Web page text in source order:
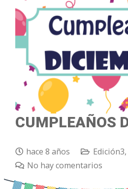
CUMPLEAÑOS
hace 8 años Edición3,
No hay comentarios